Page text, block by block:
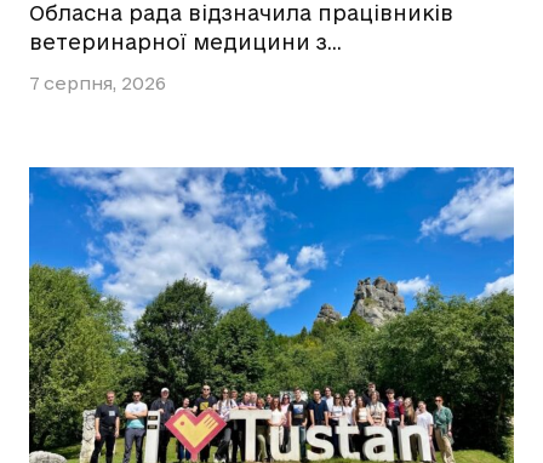
Обласна рада відзначила працівників
ветеринарної медицини з…
7 серпня, 2026